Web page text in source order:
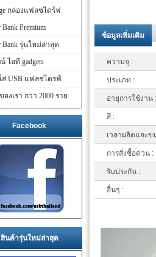
ข้อมูลเพิ่มเติม
ความจุ :
ประเภท :
อายุการใช้งาน :
สี :
เวลาผลิตและข
การสั่งซื้อด่วน :
รับประกัน :
อื่นๆ :
กล่องแฟลชไดร์ฟ
Bank Premium
Bank รุ่นใหม่ล่าสุด
ไอที gadgets
ส่ USB แฟลชไดรฟ์
องเรา กว่า 2000 ราย
Facebook
สินค้ารุ่นใหม่ล่าสุด